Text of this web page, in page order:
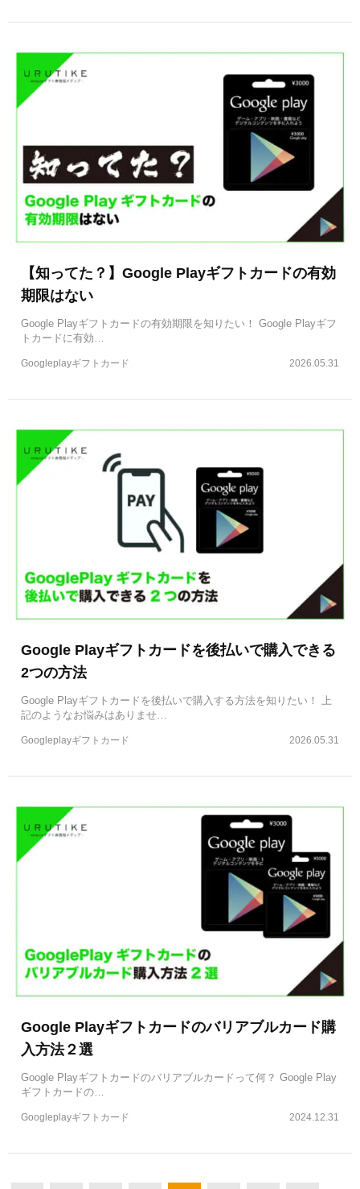
【知ってた？】Google Playギフトカードの有効
期限はない
Google Playギフトカードの有効期限を知りたい！ Google Playギフ
トカードに有効…
2026.05.31
Googleplayギフトカード
Google Playギフトカードを後払いで購入できる
2つの方法
Google Playギフトカードを後払いで購入する方法を知りたい！ 上
記のようなお悩みはありませ…
2026.05.31
Googleplayギフトカード
Google Playギフトカードのバリアブルカード購
入方法２選
Google Playギフトカードのバリアブルカードって何？ Google Play
ギフトカードの…
2024.12.31
Googleplayギフトカード